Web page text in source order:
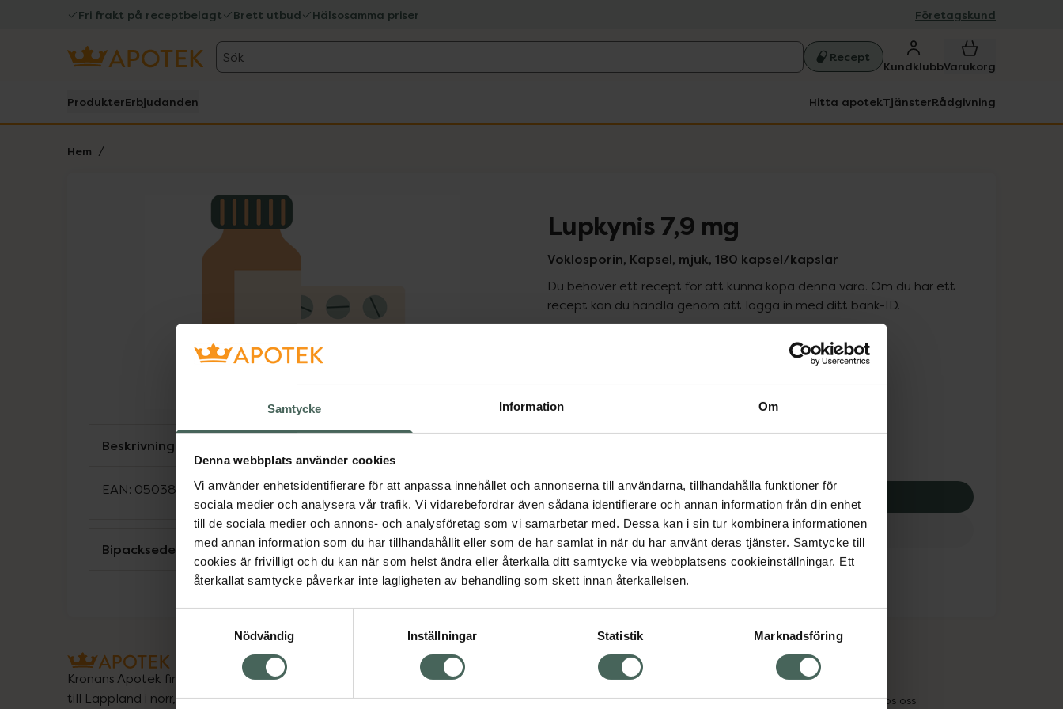
Samtycke Information Om
Denna webbplats använder cookies
Vi använder enhetsidentifierare för att anpassa innehållet och annonserna till användarna, tillhandahålla funktioner för
sociala medier och analysera vår trafik. Vi vidarebefordrar även sådana identifierare och annan information från din enhet
till de sociala medier och annons- och analysföretag som vi samarbetar med. Dessa kan i sin tur kombinera informationen
med annan information som du har tillhandahållit eller som de har samlat in när du har använt deras tjänster. Samtycke till
cookies är frivilligt och du kan när som helst ändra eller återkalla ditt samtycke via webbplatsens cookieinställningar. Ett
återkallat samtycke påverkar inte lagligheten av behandling som skett innan återkallelsen.
Nödvändig
Inställningar Statistik Marknadsföring
Fri frakt på receptbelagt Brett utbud Hälsosamma priser Företagskund
Sök Recept
KundklubbVarukorg
ProdukterErbjudanden Hitta apotekTjänsterRådgivning
Hem
Lista: . Innehåller 1 objekt. Lupkynis 7,9 mg
Voklosporin, Kapsel, mjuk, 180 kapsel/kapslar
Du behöver ett recept för att kunna köpa denna vara. Om du har ett
recept kan du handla genom att logga in med ditt bank-ID.
Pris med recept
7980,83 kr
Köp via ditt recept
Aktuella erbjudanden
Beskrivning
EAN: 05038256002771
Bipacksedel från FASS Visa
Kronans Apotek finns här för dig. Du hittar oss från Skåne i syd
till Lappland i norr, och online i mobilen och på datorn.
Vanliga frågor
Om recept och läkemedel
Högkostnadsskyddet
Jobba hos oss